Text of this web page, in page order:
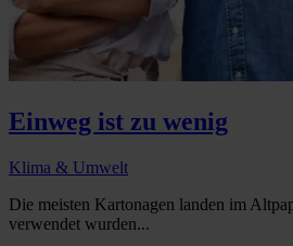
Einweg ist zu wenig
Klima & Umwelt
Die meisten Kartonagen landen im
verwendet wurden...